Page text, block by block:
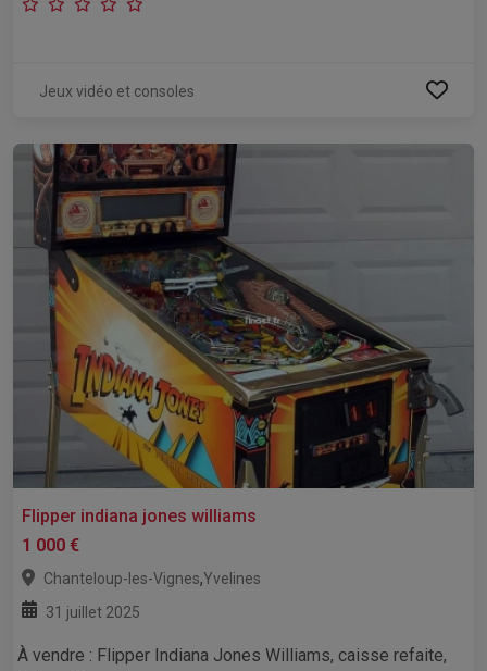
Jeux vidéo et consoles
Flipper indiana jones williams
1 000 €
Chanteloup-les-Vignes,Yvelines
31 juillet 2025
À vendre : Flipper Indiana Jones Williams, caisse refaite,